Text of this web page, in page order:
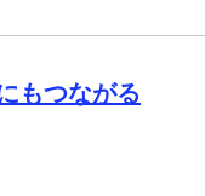
もつながる